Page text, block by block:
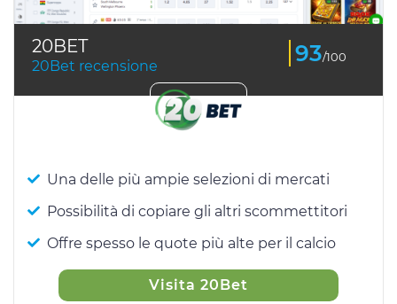
20BET
20Bet recensione 93/100
Una delle più ampie selezioni di mercati
Possibilità di copiare gli altri scommettitori
Offre spesso le quote più alte per il calcio
Visita 20Bet